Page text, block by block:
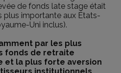
de fonds late stage était
plus importante aux États-
Uni inclus).
par les plus
fonds de retraite
et la plus forte aversion